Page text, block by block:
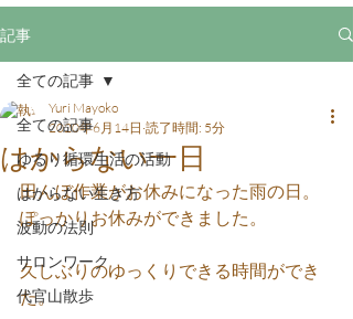
記事
全ての記事
ゆるり循環生活の活動
はからない生き方
波動の法則
サロンワーク
代官山散歩
全ての記事
はからない一日
Yuri Mayoko
2020年6月14日 読了時間: 5分
田んぼ作業がお休みになった雨の日。
ぽっかりお休みができました。
久しぶりのゆっくりできる時間ができ
た。